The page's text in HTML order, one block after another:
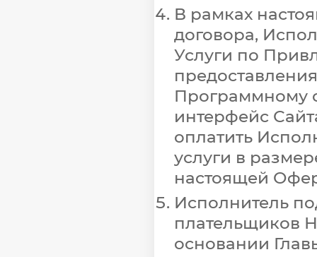
В рамках
договора,
Услуги по
Программному
интерфейс
оплатить
услуги в
настоящей
Исполнитель
плательщиков
основании